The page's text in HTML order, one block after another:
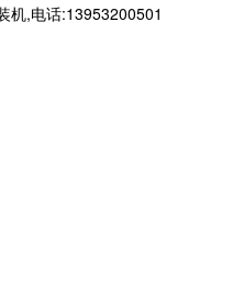
机,电话:13953200501